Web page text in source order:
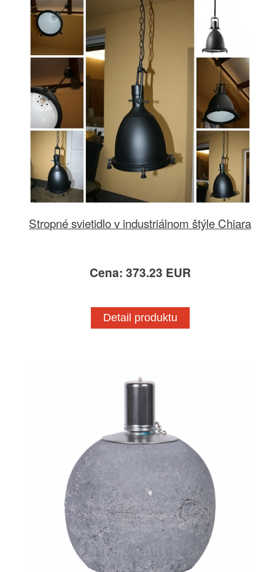
Stropné svietidlo v industriálnom štýle Chiara
Cena: 373.23 EUR
Detail produktu